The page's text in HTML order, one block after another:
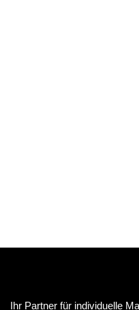
Ihr Partner für individuelle